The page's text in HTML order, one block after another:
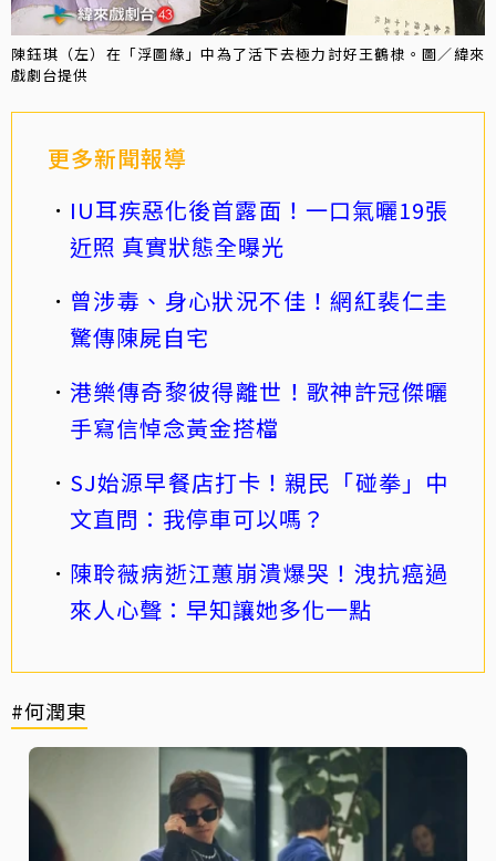
陳鈺琪（左）在「浮圖緣」中為了活下去極力討好王鶴棣。圖／緯來
戲劇台提供
更多新聞報導
IU耳疾惡化後首露面！一口氣曬19張
近照 真實狀態全曝光
曾涉毒、身心狀況不佳！網紅裴仁圭
驚傳陳屍自宅
港樂傳奇黎彼得離世！歌神許冠傑曬
手寫信悼念黃金搭檔
SJ始源早餐店打卡！親民「碰拳」中
文直問：我停車可以嗎？
陳聆薇病逝江蕙崩潰爆哭！洩抗癌過
來人心聲：早知讓她多化一點
#何潤東